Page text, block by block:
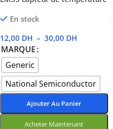
En stock
12,00 DH – 30,00 DH
MARQUE
Generic
National Semiconductor
Ajouter Au Panier
Acheter Maintenant